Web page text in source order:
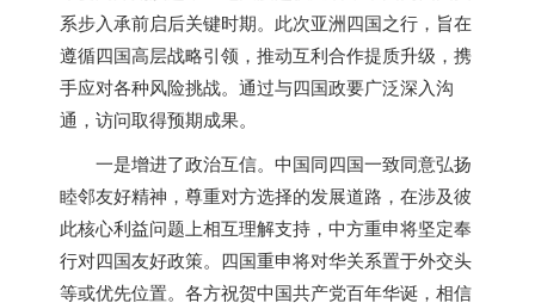
系步入承前启后关键时期。此次亚洲四国之行，旨在
遵循四国高层战略引领，推动互利合作提质升级，携
手应对各种风险挑战。通过与四国政要广泛深入沟
通，访问取得预期成果。
一是增进了政治互信。中国同四国一致同意弘扬
睦邻友好精神，尊重对方选择的发展道路，在涉及彼
此核心利益问题上相互理解支持，中方重申将坚定奉
行对四国友好政策。四国重申将对华关系置于外交头
等或优先位置。各方祝贺中国共产党百年华诞，相信